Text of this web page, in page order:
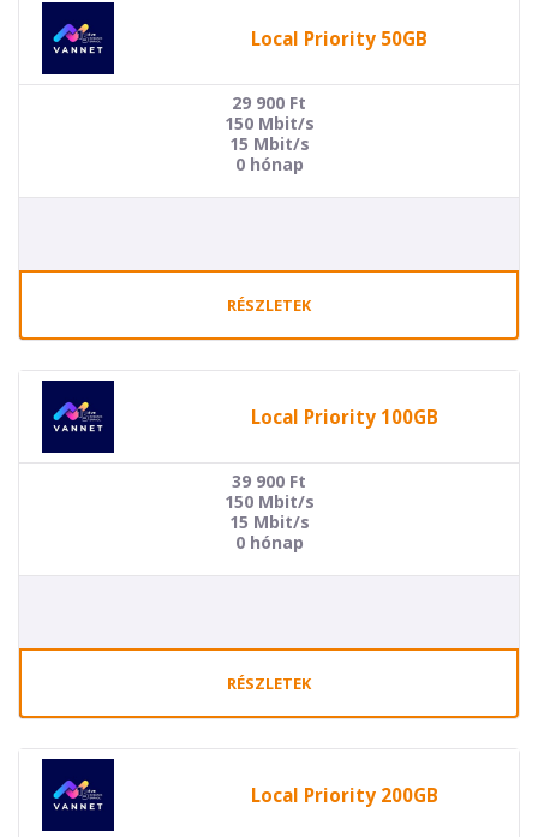
Local Priority 50GB
29 900 Ft
150 Mbit/s
15 Mbit/s
0 hónap
RÉSZLETEK
Local Priority 100GB
39 900 Ft
150 Mbit/s
15 Mbit/s
0 hónap
RÉSZLETEK
Local Priority 200GB